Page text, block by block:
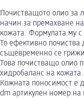
Почистващото олио за
начин за премахване
кожата. Формулата му с
То ефективно
същевременно се
Това почистващо олио
хидробаланс на
Кожната поносимост е
dm артикулен номер на